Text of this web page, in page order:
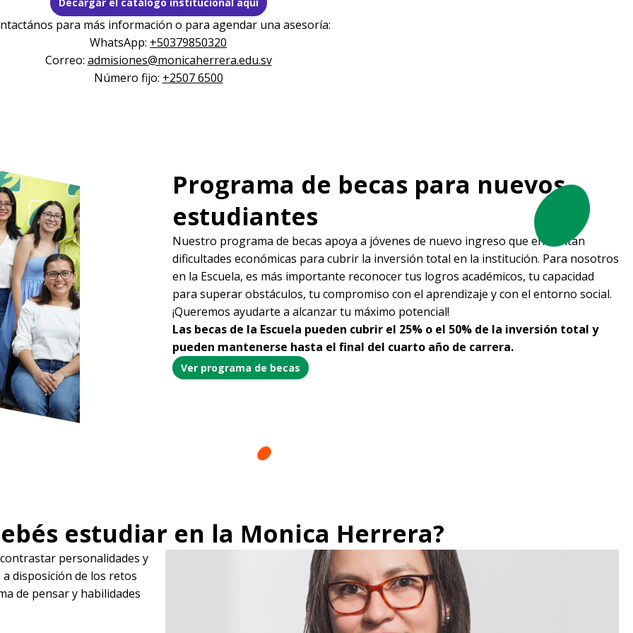
para más información o para agendar una asesoría:
WhatsApp: +50379850320
Correo: admisiones@monicaherrera.edu.sv
Número fijo: +2507 6500
Programa de becas para nuevos
estudiantes
Nuestro programa de becas apoya a jóvenes de nuevo ingreso que enfrentan
dificultades económicas para cubrir la inversión total en la institución. Para nosotros
en la Escuela, es más importante reconocer tus logros académicos, tu capacidad
para superar obstáculos, tu compromiso con el aprendizaje y con el entorno social.
¡Queremos ayudarte a alcanzar tu máximo potencial!
Las becas de la Escuela pueden cubrir el 25% o el 50% de la inversión total y
pueden mantenerse hasta el final del cuarto año de carrera.
Ver programa de becas
estudiar en la Monica Herrera?
personalidades y
disposición de los retos
de pensar y habilidades